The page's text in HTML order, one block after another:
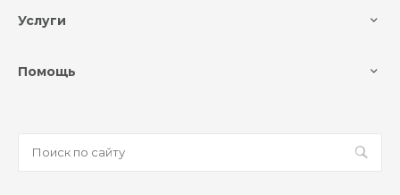
Услуги
Помощь